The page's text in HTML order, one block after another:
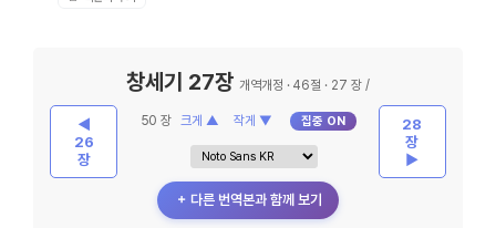
◀
26
장
창세기 27장 개역개정 · 46절 · 27 장 /
50 장 크게 ▲ 작게 ▼ 집중 ON
＋ 다른 번역본과 함께 보기
28
장
▶